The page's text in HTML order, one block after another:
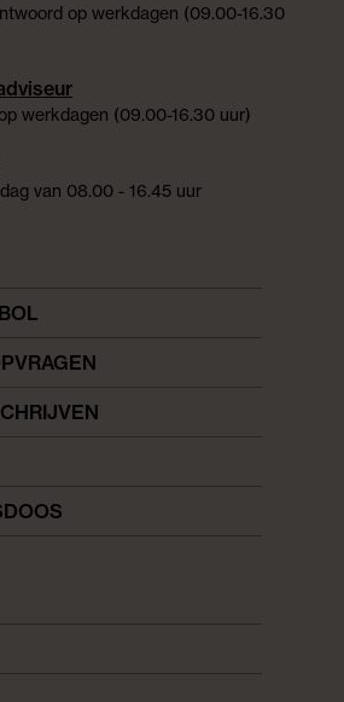
op werkdagen (09.00-16.30
werkdagen (09.00-16.30 uur)
van 08.00 - 16.45 uur